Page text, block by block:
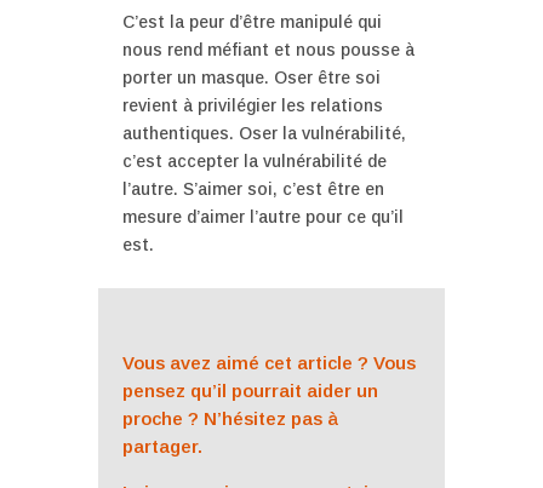
C’est la peur d’être manipulé qui
nous rend méfiant et nous pousse à
porter un masque. Oser être soi
revient à privilégier les relations
authentiques. Oser la vulnérabilité,
c’est accepter la vulnérabilité de
l’autre. S’aimer soi, c’est être en
mesure d’aimer l’autre pour ce qu’il
est.
Vous avez aimé cet article ? Vous
pensez qu’il pourrait aider un
proche ? N’hésitez pas à
partager.